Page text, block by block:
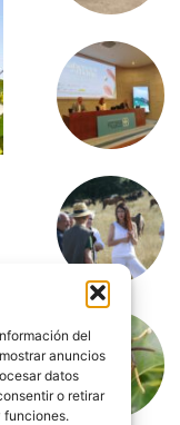
del
anuncios
datos
o retirar
funciones.